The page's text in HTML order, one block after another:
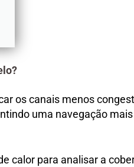
os canais menos
uma navegação
calor para analisar a